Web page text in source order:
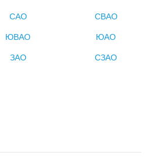
САО СВАО
ЮВАО ЮАО
ЗАО СЗАО